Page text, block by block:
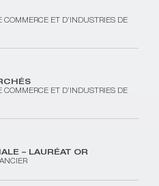
ET D’INDUSTRIES DE
ET D’INDUSTRIES DE
– LAURÉAT OR